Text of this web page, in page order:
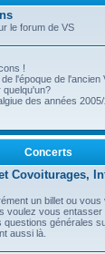
le forum de VS
!
l'époque de l'ancien
quelqu'un?
des années
Concerts
Covoiturages,
un billet ou
voulez vous
questions générales
aussi là.